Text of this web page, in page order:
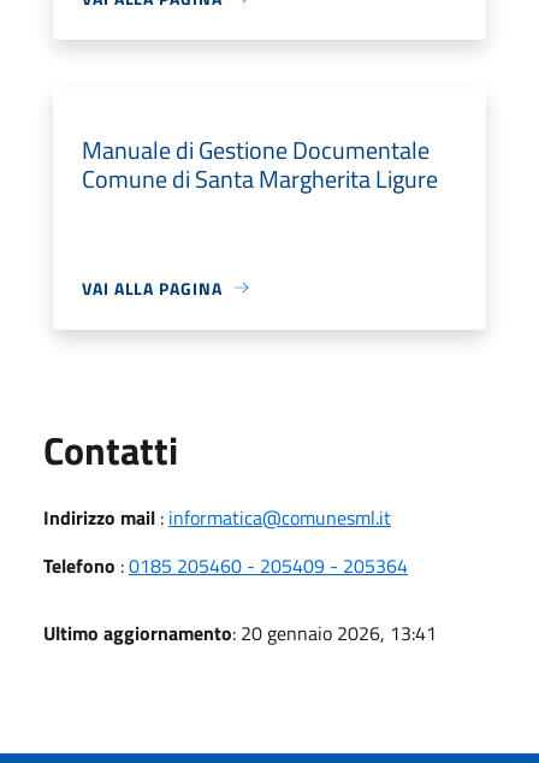
Manuale di Gestione Documentale
Comune di Santa Margherita Ligure
VAI ALLA PAGINA
Contatti
Indirizzo mail : informatica@comunesml.it
Telefono :0185 205460 - 205409 - 205364
Ultimo aggiornamento: 20 gennaio 2026, 13:41